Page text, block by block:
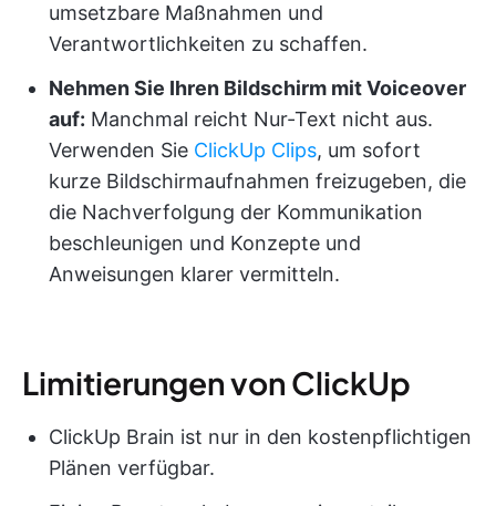
umsetzbare Maßnahmen und
Verantwortlichkeiten zu schaffen.
Nehmen Sie Ihren Bildschirm mit Voiceover
auf: Manchmal reicht Nur-Text nicht aus.
Verwenden Sie ClickUp Clips, um sofort
kurze Bildschirmaufnahmen freizugeben, die
die Nachverfolgung der Kommunikation
beschleunigen und Konzepte und
Anweisungen klarer vermitteln.
Limitierungen von ClickUp
ClickUp Brain ist nur in den kostenpflichtigen
Plänen verfügbar.